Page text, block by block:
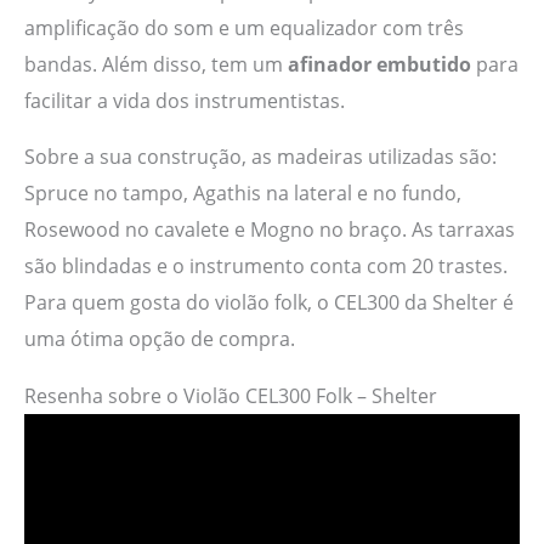
amplificação do som e um equalizador com três
bandas. Além disso, tem um afinador embutido para
facilitar a vida dos instrumentistas.
Sobre a sua construção, as madeiras utilizadas são:
Spruce no tampo, Agathis na lateral e no fundo,
Rosewood no cavalete e Mogno no braço. As tarraxas
são blindadas e o instrumento conta com 20 trastes.
Para quem gosta do violão folk, o CEL300 da Shelter é
uma ótima opção de compra.
Resenha sobre o Violão CEL300 Folk – Shelter